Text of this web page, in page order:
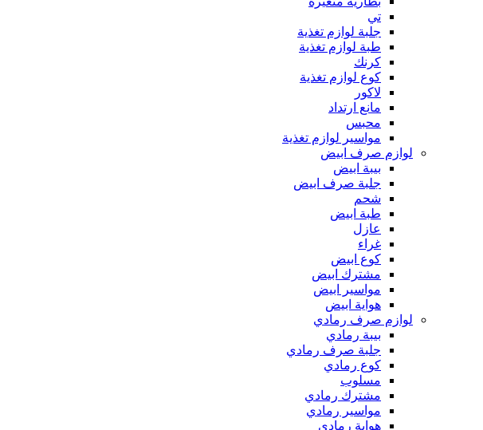
تي
جلبة لوازم تغذية
طبة لوازم تغذية
كرنك
كوع لوازم تغذية
لاكور
مانع ارتداد
محبس
مواسير لوازم تغذية
لوازم صرف ابيض
بيبة ابيض
جلبة صرف ابيض
شحم
طبة ابيض
عازل
غراء
كوع ابيض
مشترك ابيض
مواسير ابيض
هواية ابيض
لوازم صرف رمادي
بيبة رمادي
جلبة صرف رمادي
كوع رمادي
مسلوب
مشترك رمادي
مواسير رمادي
هواية رمادي